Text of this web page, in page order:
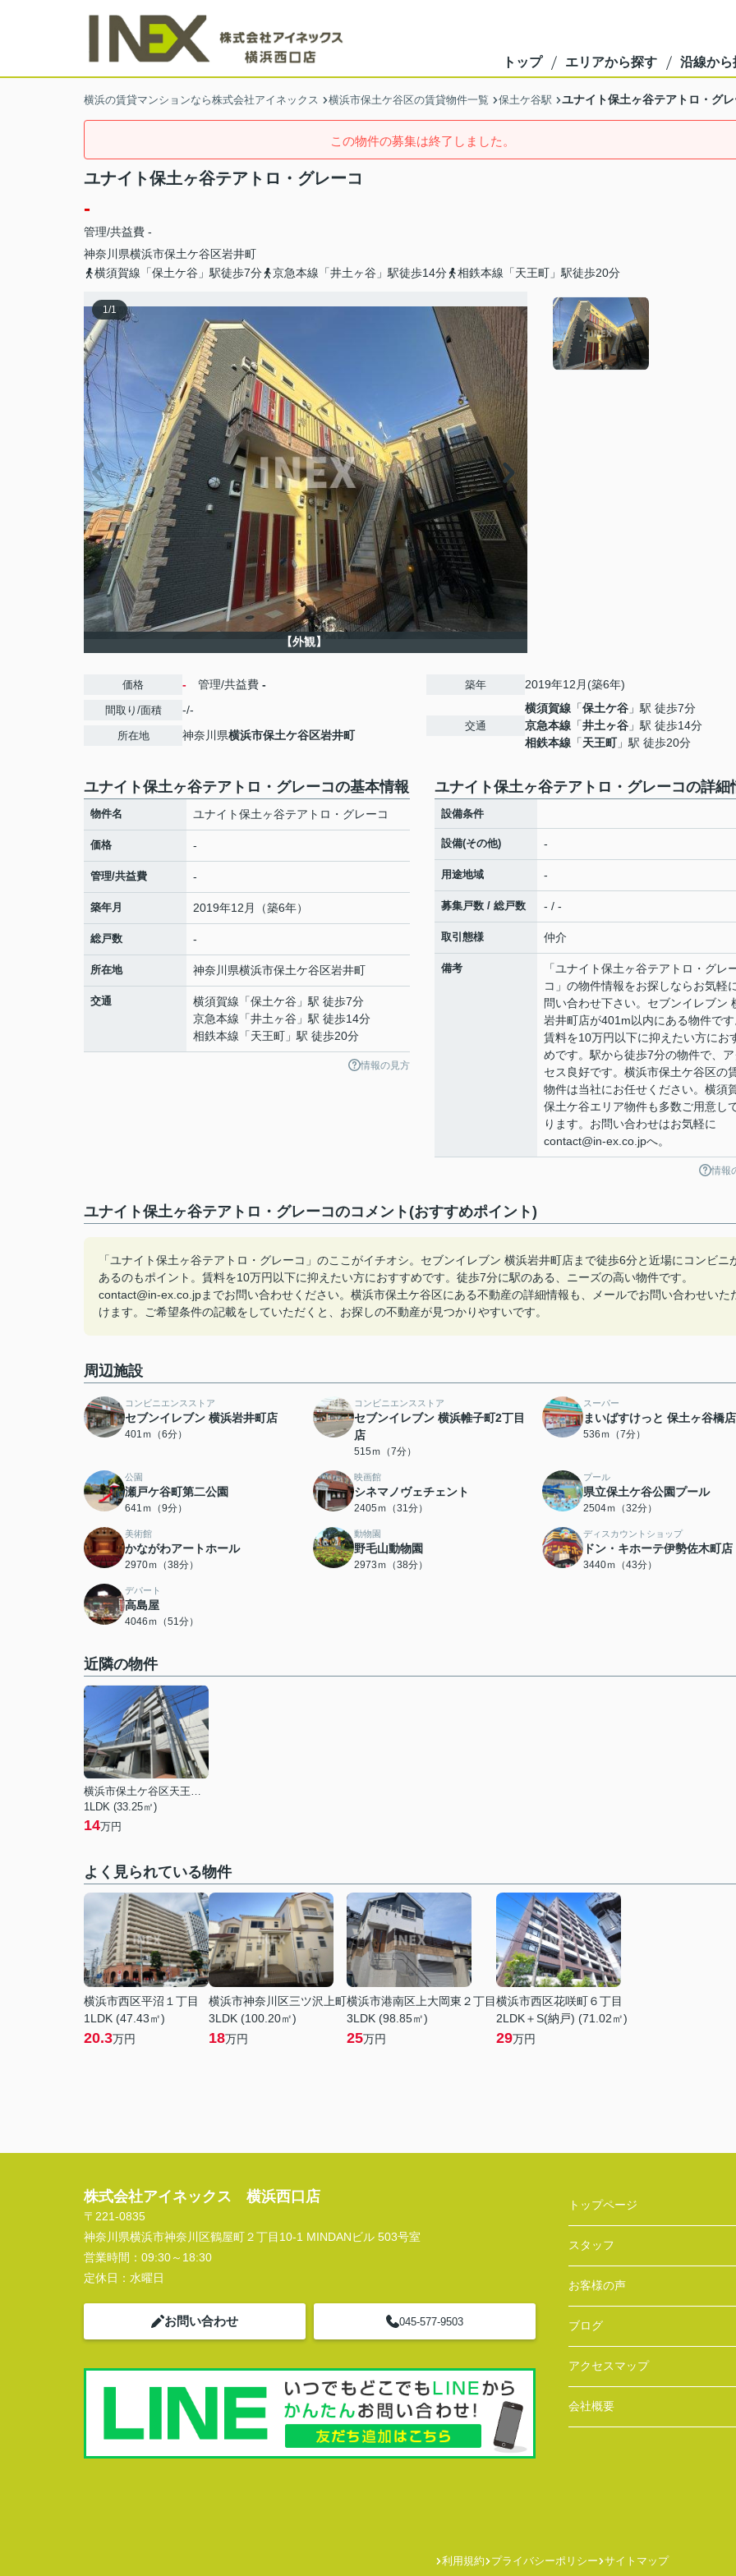
トップ エリアから探す 沿線から
横浜の賃貸マンションなら株式会社アイネックス 横浜市保土ケ谷区の賃貸物件一覧 保土ケ谷駅 ユナイト保土ヶ谷テアトロ・グレ
この物件の募集は終了しました。
ユナイト保土ヶ谷テアトロ・グレーコ
-
管理/共益費 -
神奈川県横浜市保土ケ谷区岩井町
横須賀線「保土ケ谷」駅徒歩7分
京急本線「井土ヶ谷」駅徒歩14分 相鉄本線「天王町」駅徒歩20分
1/1
【外観】
価格 - 管理/共益費 -
間取り/面積 -/-
所在地 神奈川県横浜市保土ケ谷区岩井町
築年 2019年12月(築6年)
交通
横須賀線 「保土ケ谷 」駅 徒歩7分
京急本線 「井土ヶ谷 」駅 徒歩14分
相鉄本線 「天王町」駅 徒歩20分
ユナイト保土ヶ谷テアトロ・グレーコの基本情報
物件名 ユナイト保土ヶ谷テアトロ・グレーコ
価格 -
管理/共益費 -
築年月 2019年12月（築6年）
総戸数 -
所在地 神奈川県横浜市保土ケ谷区岩井町
交通 横須賀線 「保土ケ谷 」駅 徒歩7分
京急本線 「井土ヶ谷 」駅 徒歩14分
相鉄本線 「天王町 」駅 徒歩20分
情報の見方
ユナイト保土ヶ谷テアトロ・グレーコの詳細
設備条件
設備(その他) -
用途地域 -
募集戸数 / 総戸数 - / -
取引態様 仲介
備考
「ユナイト保土ヶ谷テアトロ・グレ
コ」の物件情報をお探しならお気軽
問い合わせ下さい。セブンイレブン
岩井町店が401m以内にある物件です
賃料を10万円以下に抑えたい方にお
めです。駅から徒歩7分の物件で、ア
セス良好です。横浜市保土ケ谷区の
物件は当社にお任せください。横須
保土ケ谷エリア物件も多数ご用意し
ります。お問い合わせはお気軽に
contact@in-ex.co.jpへ。
情報
ユナイト保土ヶ谷テアトロ・グレーコのコメント(おすすめポイント)
「ユナイト保土ヶ谷テアトロ・グレーコ」のここがイチオシ。セブンイレブン 横浜岩井町店まで徒歩6分と近場にコンビニ
あるのもポイント。賃料を10万円以下に抑えたい方におすすめです。徒歩7分に駅のある、ニーズの高い物件です。
contact@in-ex.co.jpまでお問い合わせください。横浜市保土ケ谷区にある不動産の詳細情報も、メールでお問い合わせいた
けます。ご希望条件の記載をしていただくと、お探しの不動産が見つかりやすいです。
周辺施設
コンビニエンスストア
セブンイレブン 横浜岩井町店
401ｍ（6分）
コンビニエンスストア
セブンイレブン 横浜帷子町2丁目
店
515ｍ（7分）
スーパー
まいばすけっと 保土ヶ谷橋店
536ｍ（7分）
公園
瀬戸ケ谷町第二公園
641ｍ（9分）
映画館
シネマノヴェチェント
2405ｍ（31分）
プール
県立保土ケ谷公園プール
2504ｍ（32分）
美術館
かながわアートホール
2970ｍ（38分）
動物園
野毛山動物園
2973ｍ（38分）
ディスカウントショップ
ドン・キホーテ伊勢佐木町店
3440ｍ（43分）
デパート
高島屋
4046ｍ（51分）
近隣の物件
横浜市保土ケ谷区天王町１丁目
1LDK (33.25㎡)
14万円
よく見られている物件
横浜市西区平沼１丁目
1LDK (47.43㎡)
20.3万円
横浜市神奈川区三ツ沢上町
3LDK (100.20㎡)
18万円
横浜市港南区上大岡東２丁目
3LDK (98.85㎡)
25万円
横浜市西区花咲町６丁目
2LDK＋S(納戸) (71.02㎡)
29万円
株式会社アイネックス 横浜西口店
〒221-0835
神奈川県横浜市神奈川区鶴屋町２丁目10-1 MINDANビル 503号室
営業時間： 09:30～18:30
定休日： 水曜日
お問い合わせ 045-577-9503
トップページ
スタッフ
お客様の声
ブログ
アクセスマップ
会社概要
利用規約 プライバシーポリシー サイトマップ